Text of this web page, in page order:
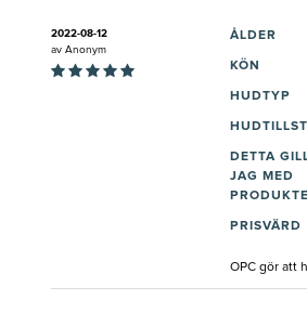
2022-08-12
av Anonym
ÅLDER
KÖN
HUDTYP
DETTA
JAG MED
PRISVÄRD
OPC gör att